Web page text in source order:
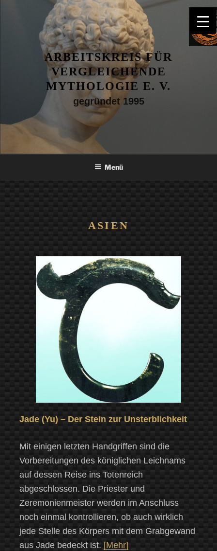
ARBEITSKREIS FÜR
VERGLEICHENDE
MYTHOLOGIE E. V.
gegründet 1995
Menü
ASIEN
Jade (Yu) – Der Stein zur Unsterblichkeit
Mit einigen letzten Handgriffen sind die
Vorbereitungen des königlichen Leichnams
auf dessen Reise ins Totenreich
abgeschlossen. Die Priester und
Zeremonienmeister werden im Anschluss
noch einmal kontrollieren, ob auch wirklich
jede Stelle des Körpers mit dem Grabgewand
aus Jade bedeckt ist. [Mehr]